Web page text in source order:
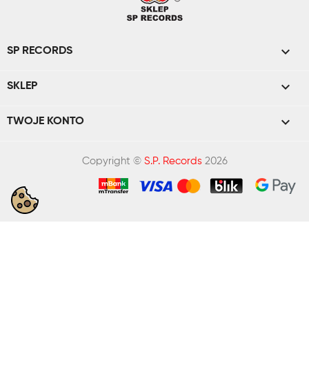
SP RECORDS 
SKLEP 
TWOJE KONTO 
Copyright © S.P. Records2026